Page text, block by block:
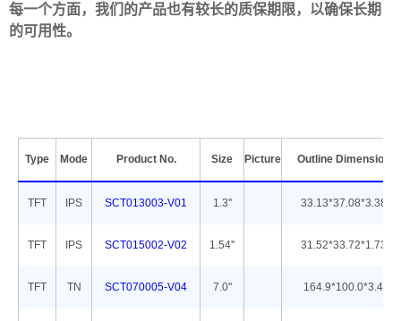
每一个方面，我们的产品也有较长的质保期限，以确保长期
的可用性。
Type Mode Product No. Size Picture Outline Dimension
TFT IPS SCT013003-V01 1.3'' 33.13*37.08*3.38
TFT IPS SCT015002-V02 1.54'' 31.52*33.72*1.73
TFT TN SCT070005-V04 7.0'' 164.9*100.0*3.4